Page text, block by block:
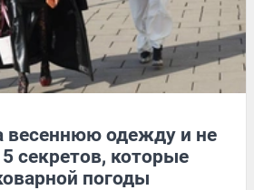
весеннюю одежду и не
секретов, которые
погоды